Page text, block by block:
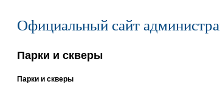
Официальный сайт
Парки и скверы
Парки и скверы